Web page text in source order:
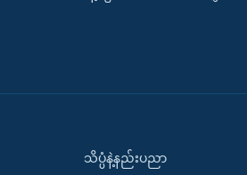
သိပ္ပံနဲ့နည်းပညာ